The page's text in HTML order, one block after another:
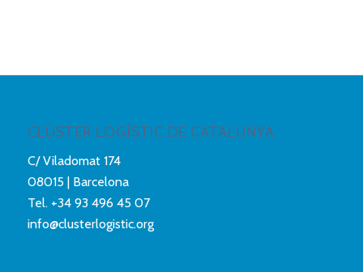
CLÚSTER LOGÍSTIC DE CATALUNYA
C/ Viladomat 174
08015 | Barcelona
Tel. +34 93 496 45 07
info@clusterlogistic.org